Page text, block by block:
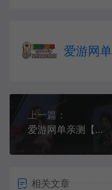
爱游网单
上一篇：
爱游网单亲测【动漫大乱斗单机版】最新整理三网H5手游 带GM物品充值后台 虚拟机一键端视频安装教学
相关文章